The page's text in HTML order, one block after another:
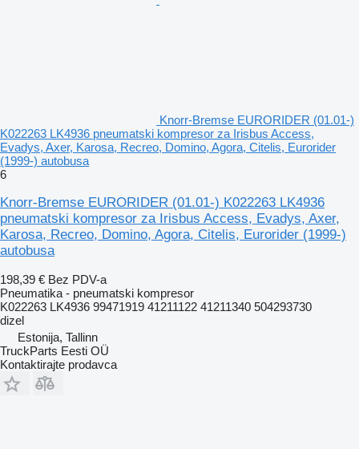
Knorr-Bremse EURORIDER (01.01-)
K022263 LK4936 pneumatski kompresor za Irisbus Access,
Evadys, Axer, Karosa, Recreo, Domino, Agora, Citelis, Eurorider
(1999-) autobusa
6
Knorr-Bremse EURORIDER (01.01-) K022263 LK4936
pneumatski kompresor za Irisbus Access, Evadys, Axer,
Karosa, Recreo, Domino, Agora, Citelis, Eurorider (1999-)
autobusa
198,39 € Bez PDV-a
Pneumatika - pneumatski kompresor
K022263 LK4936 99471919 41211122 41211340 504293730
dizel
Estonija, Tallinn
TruckParts Eesti OÜ
Kontaktirajte prodavca